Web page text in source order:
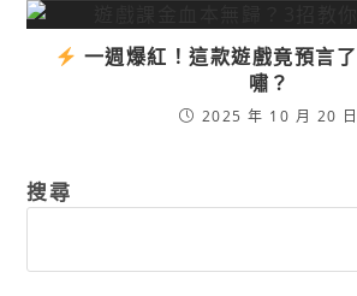
一週爆紅！這款遊戲竟預言
嘯？
2025 年 10 月 20 日
搜尋